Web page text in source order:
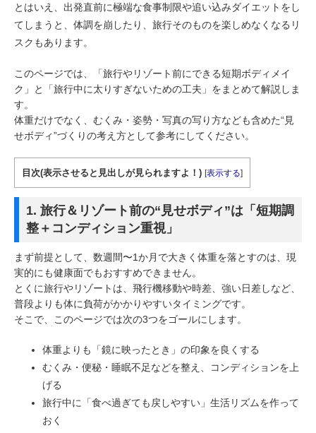
とはいえ、出発直前に極端な食事制限や追い込みダイエットをし
てしまうと、体調を崩したり、旅行そのものを楽しめなくなるリ
スクもあります。
このページでは、「旅行やリゾート前にできる短期ボディメイ
ク」と「旅行中に太りすぎないための工夫」をまとめて解説しま
す。
体重だけでなく、むくみ・姿勢・写真の写り方なども含めた“見
せボディ”づくりの考え方として参考にしてください。
目次(表示させると見出しが見られますよ！) [表示する]
1. 旅行＆リゾート前の“見せボディ”は「短期調
整＋コンディション重視」
まず前提として、数週間〜1か月で大きく体重を落とすのは、現
実的にも健康面でもおすすめできません。
とくに旅行やリゾートは、飛行機移動や時差、強い日差しなど、
普段よりも体に負荷がかかりやすいタイミングです。
そこで、このページでは次の3つをゴールにします。
体重よりも「鏡に映ったとき」の印象を良くする
むくみ・便秘・睡眠不足などを整え、コンディションを上
げる
旅行中に「食べ過ぎても戻しやすい」生活リズムを作って
おく